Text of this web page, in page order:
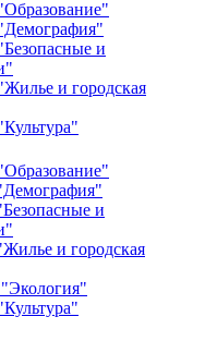
и
и городская
и
и городская